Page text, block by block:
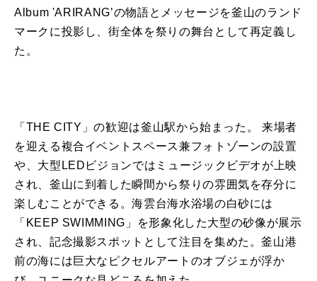
Album 'ARIRANG’の物語とメッセージを釜山のランド
マークに投影し、街全体を祭りの舞台として再定義し
た 。
「THE CITY」の歓迎は釜山駅から始まっ た 。 来場者
を迎える複合イベントスペース兼フォトゾーンの設置
や、 大型LEDビジョンではミュージックビデオが上映
され、 釜山に到着し た瞬間から祭りの雰囲気を存分に
楽しむことができる 。海雲台海水浴場の白砂には
「KEEP SWIMMING」を形象化し た大型の砂像が展示
され、 記念撮影スポットとして注目を集めた 。釜山港
前の海には巨大なピクセルアートのオブジェが浮か